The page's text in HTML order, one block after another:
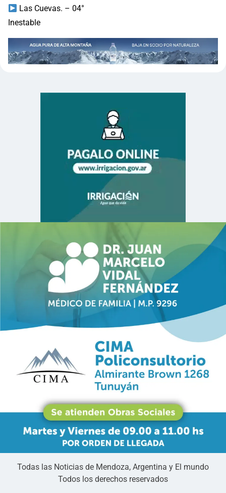
Las Cuevas. – 04°
Inestable
Todas las Noticias de Mendoza, Argentina y El mundo
Todos los derechos reservados